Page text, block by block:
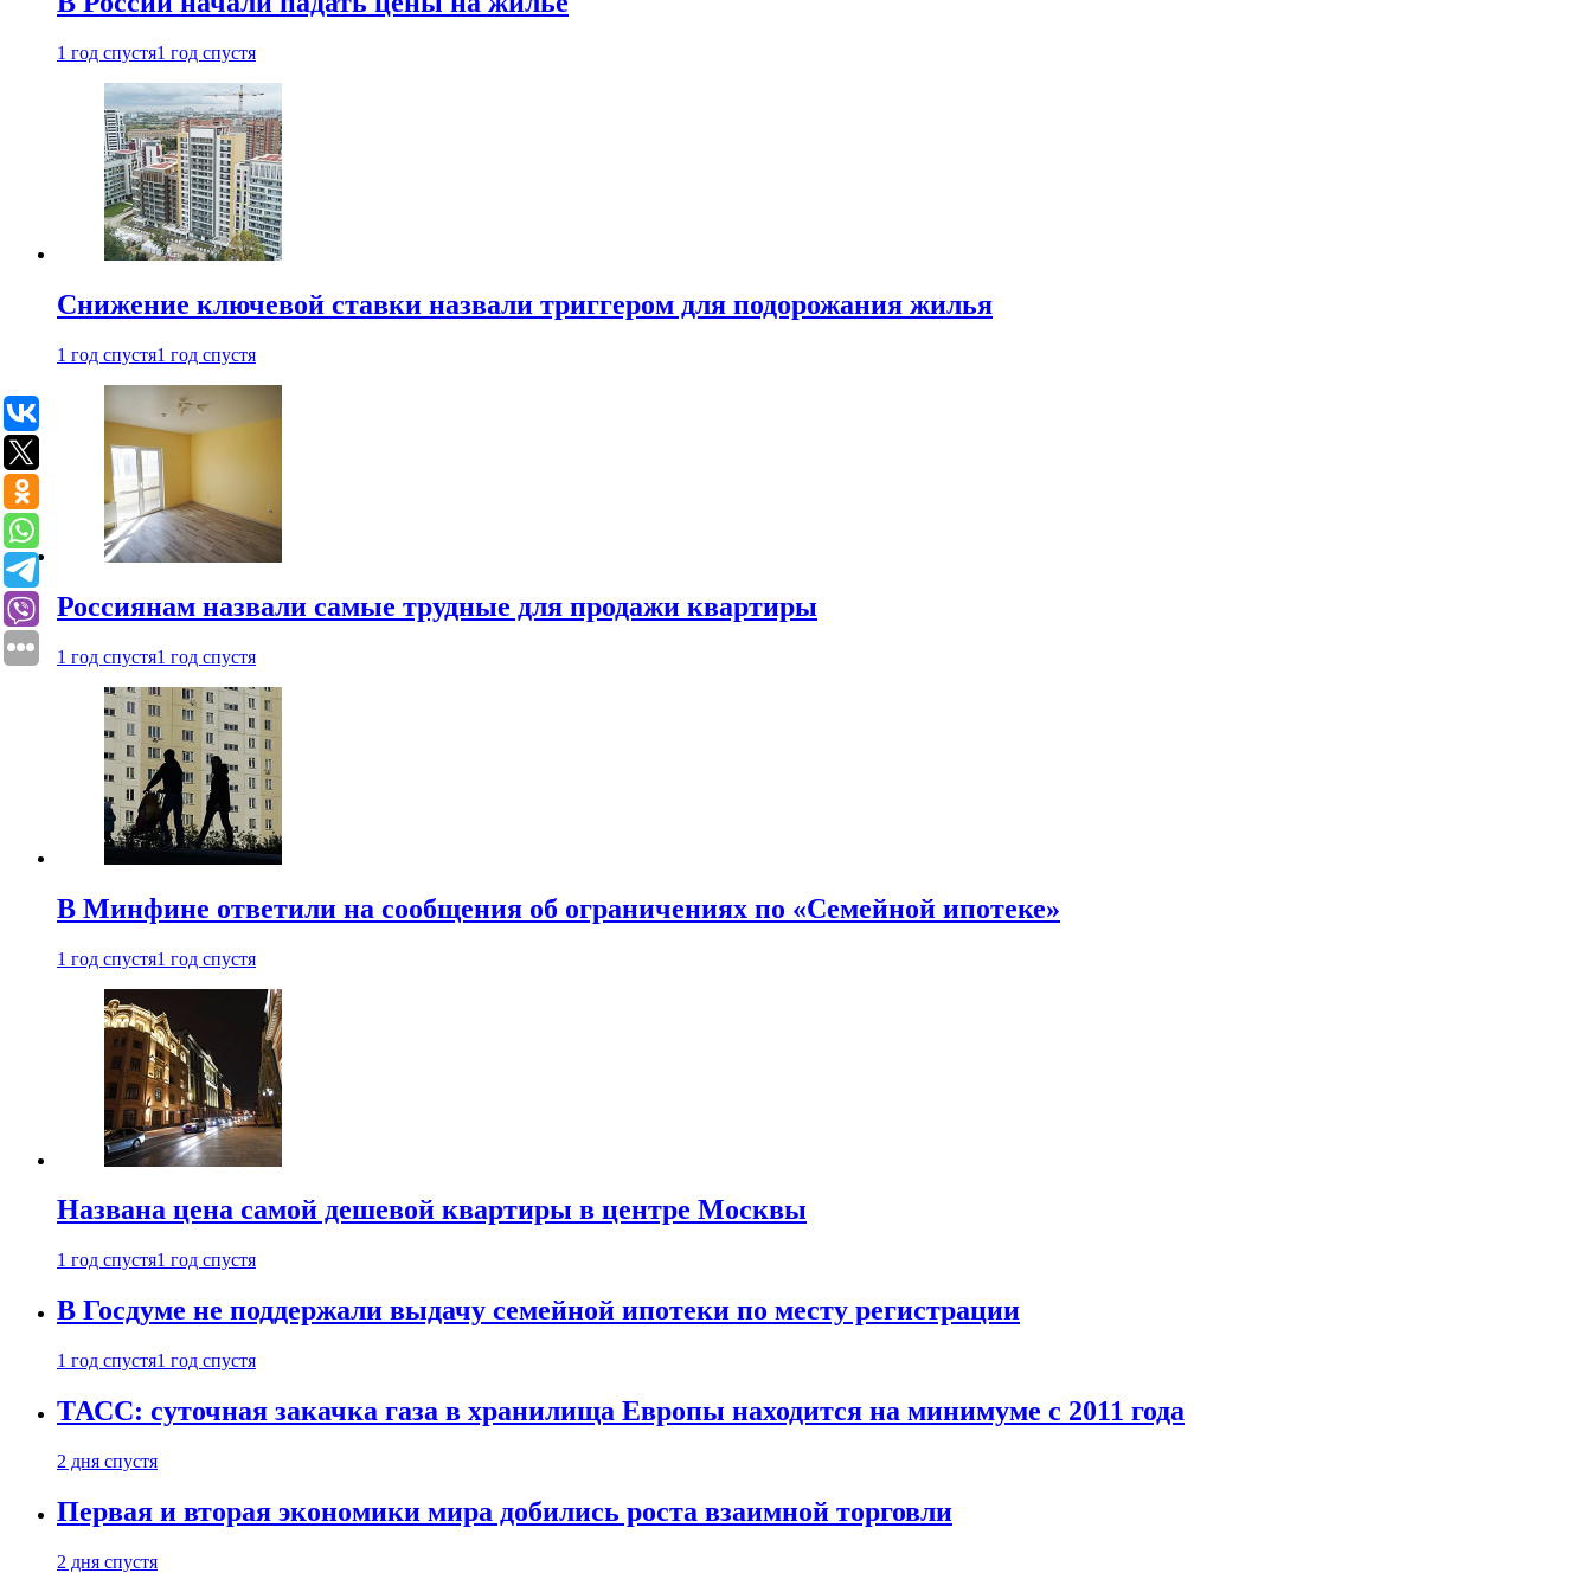
1 год спустя1 год спустя
Снижение ключевой ставки назвали триггером для подорожания жилья
1 год спустя1 год спустя
Россиянам назвали самые трудные для продажи квартиры
1 год спустя1 год спустя
В Минфине ответили на сообщения об ограничениях по «Семейной ипотеке»
1 год спустя1 год спустя
Названа цена самой дешевой квартиры в центре Москвы
1 год спустя1 год спустя
В Госдуме не поддержали выдачу семейной ипотеки по месту регистрации
1 год спустя1 год спустя
ТАСС: суточная закачка газа в хранилища Европы находится на минимуме с 2011 года
2 дня спустя
Первая и вторая экономики мира добились роста взаимной торговли
2 дня спустя